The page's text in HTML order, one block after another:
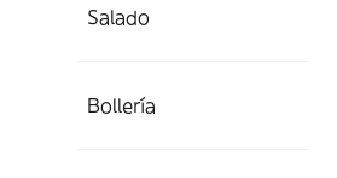
Salado
Bollería